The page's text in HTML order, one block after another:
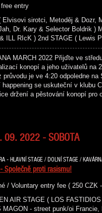
entry
Elvisovi sirotci, Metoděj & Dozr,
Dr. Kary & Selector Boldrik )
ILL RIcK ) 2nd STAGE ( Lewis
MARCH 2022 Přijďte ve
konopí a jeho uživatelů na
je ve 4:20 odpoledne na
happening se uskuteční v klubu
držení a pěstování konopí pro
09. 2022 - SOBOTA
- HLAVNÍ STAGE / DOLNÍ STAGE /
- Společně proti rasismu!
/ Voluntary entry fee ( 250 CZK
AIR STAGE ( LOS
MAGON - street punk/oi